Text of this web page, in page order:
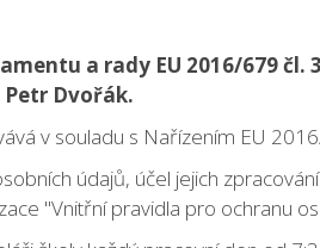
a rady EU 2016/679
Dvořák.
v souladu s Nařízením EU
údajů, účel jejich
"Vnitřní pravidla pro ochranu